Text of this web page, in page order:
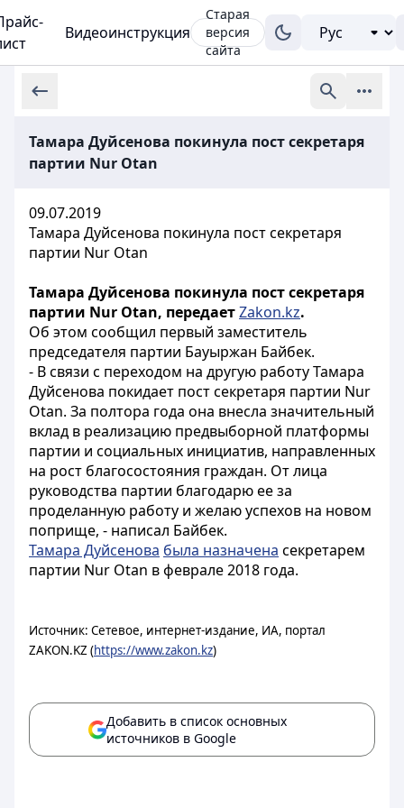
Видеоинструкция
Старая
версия
сайта
Тамара Дуйсенова покинула пост секретаря
партии Nur Otan
09.07.2019
Тамара Дуйсенова покинула пост секретаря
партии Nur Otan
Тамара Дуйсенова покинула пост секретаря
партии Nur Otan, передаетZakon.kz.
Об этом сообщил первый заместитель
председателя партии Бауыржан Байбек.
- В связи с переходом на другую работу Тамара
Дуйсенова покидает пост секретаря партии Nur
Otan. За полтора года она внесла значительный
вклад в реализацию предвыборной платформы
партии и социальных инициатив, направленных
на рост благосостояния граждан. От лица
руководства партии благодарю ее за
проделанную работу и желаю успехов на новом
поприще, - написал Байбек.
Тамара Дуйсенова была назначена секретарем
партии Nur Otan в феврале 2018 года.
Источник: Сетевое, интернет-издание, ИА, портал
ZAKON.KZ (https://www.zakon.kz)
Добавить в список основных
источников в Google